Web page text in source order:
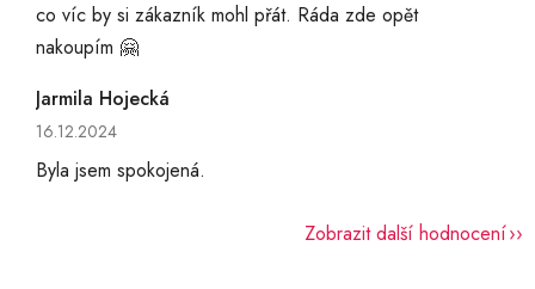
co víc by si zákazník mohl přát. Ráda zde opět
nakoupím 🤗
Jarmila Hojecká
Hodnocení obchodu je 5 z 5 hvězdiček.
16.12.2024
Byla jsem spokojená.
Zobrazit další hodnocení